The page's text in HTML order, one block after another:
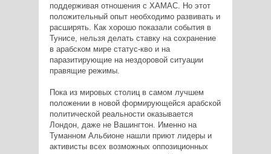
поддерживая отношения с ХАМАС. Но этот
положительный опыт необходимо развивать и
расширять. Как хорошо показали события в
Тунисе, нельзя делать ставку на сохранение
в арабском мире статус-кво и на
паразитирующие на нездоровой ситуации
правящие режимы.
Пока из мировых столиц в самом лучшем
положении в новой формирующейся арабской
политической реальности оказывается
Лондон, даже не Вашингтон. Именно на
Туманном Альбионе нашли приют лидеры и
активисты всех возможных оппозиционных